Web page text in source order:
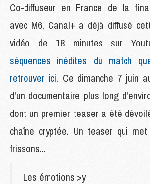
Co-diffuseur en France de la
avec M6, Canal+ a déjà diffusé
vidéo de 18 minutes sur
séquences inédites du match
retrouver ici. Ce dimanche 7 juin
d'un documentaire plus long
dont un premier teaser a été
chaîne cryptée. Un teaser qui
frissons...
Les émotions >y